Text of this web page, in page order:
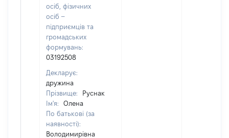
осіб, фізичних
осіб –
підприємців та
громадських
формувань:
03192508
Декларує:
дружина
Прізвище:
Руснак
Ім'я:
Олена
По батькові (за
наявності):
Володимирівна